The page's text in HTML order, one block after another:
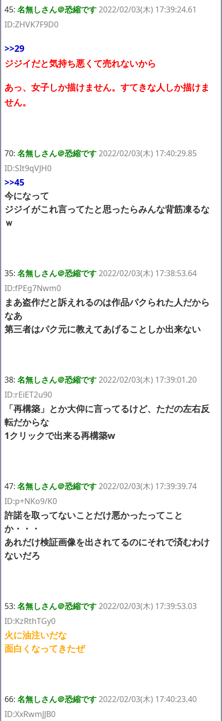
45: 名無しさん＠恐縮です2022/02/03(木) 17:39:24.61
ID:ZHVK7F9D0
>>29
ジジイだと気持ち悪くて売れないから
あっ、女子しか描けません。すてきな人しか描けま
せん。
70: 名無しさん＠恐縮です2022/02/03(木) 17:40:29.85
ID:SIt9qVJH0
>>45
今になって
ジジイがこれ言ってたと思ったらみんな背筋凍るな
ｗ
35: 名無しさん＠恐縮です2022/02/03(木) 17:38:53.64
ID:fPEg7Nwm0
まあ盗作だと訴えれるのは作品パクられた人だから
なあ
第三者はパク元に教えてあげることしか出来ない
38: 名無しさん＠恐縮です2022/02/03(木) 17:39:01.20
ID:rEiET2u90
「再構築」とか大仰に言ってるけど、ただの左右反
転だからな
1クリックで出来る再構築w
47: 名無しさん＠恐縮です2022/02/03(木) 17:39:39.74
ID:p+NKo9/K0
許諾を取ってないことだけ悪かったってこと
か・・・
あれだけ検証画像を出されてるのにそれで済むわけ
ないだろ
53: 名無しさん＠恐縮です2022/02/03(木) 17:39:53.03
ID:KzRthTGy0
火に油注いだな
面白くなってきたぜ
66: 名無しさん＠恐縮です2022/02/03(木) 17:40:23.40
ID:XxRwmJJB0